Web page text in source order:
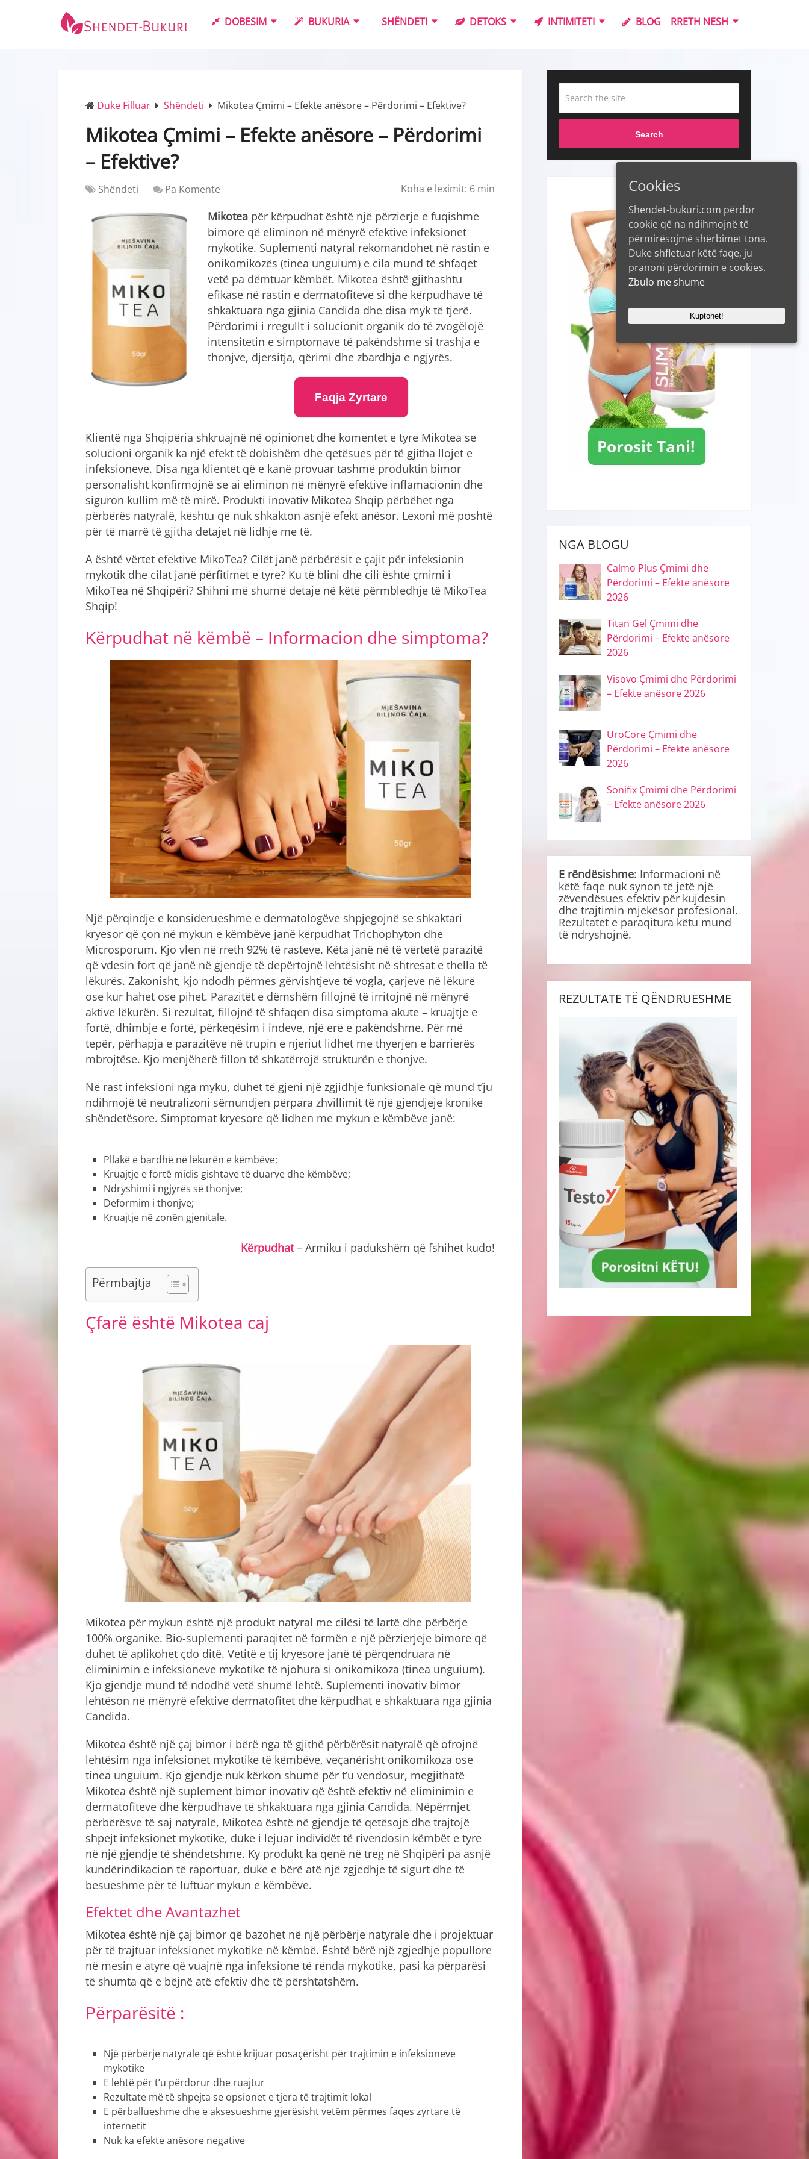
DOBESIM BUKURIA SHËNDETI DETOKS INTIMITETI BLOG RRETH NESH
Duke Filluar Shëndeti Mikotea Çmimi – Efekte anësore – Përdorimi – Efektive?
Mikotea Çmimi – Efekte anësore – Përdorimi
– Efektive?
Shëndeti Pa Komente Koha e leximit: 6 min
Mikoteapër kërpudhat është një përzierje e fuqishme
bimore që eliminon në mënyrë efektive infeksionet
mykotike. Suplementi natyral rekomandohet në rastin e
onikomikozës (tinea unguium) e cila mund të shfaqet
vetë pa dëmtuar këmbët. Mikotea është gjithashtu
efikase në rastin e dermatofiteve si dhe kërpudhave të
shkaktuara nga gjinia Candida dhe disa myk të tjerë.
Përdorimi i rregullt i solucionit organik do të zvogëlojë
intensitetin e simptomave të pakëndshme si trashja e
thonjve, djersitja, qërimi dhe zbardhja e ngjyrës.
Faqja Zyrtare
Klientë nga Shqipëria shkruajnë në opinionet dhe komentet e tyre Mikotea se
solucioni organik ka një efekt të dobishëm dhe qetësues për të gjitha llojet e
infeksioneve. Disa nga klientët që e kanë provuar tashmë produktin bimor
personalisht konfirmojnë se ai eliminon në mënyrë efektive inflamacionin dhe
siguron kullim më të mirë. Produkti inovativ Mikotea Shqip përbëhet nga
përbërës natyralë, kështu që nuk shkakton asnjë efekt anësor. Lexoni më poshtë
për të marrë të gjitha detajet në lidhje me të.
A është vërtet efektive MikoTea? Cilët janë përbërësit e çajit për infeksionin
mykotik dhe cilat janë përfitimet e tyre? Ku të blini dhe cili është çmimi i
MikoTea në Shqipëri? Shihni më shumë detaje në këtë përmbledhje të MikoTea
Shqip!
Kërpudhat në këmbë – Informacion dhe simptoma?
Një përqindje e konsiderueshme e dermatologëve shpjegojnë se shkaktari
kryesor që çon në mykun e këmbëve janë kërpudhat Trichophyton dhe
Microsporum. Kjo vlen në rreth 92% të rasteve. Këta janë në të vërtetë parazitë
që vdesin fort që janë në gjendje të depërtojnë lehtësisht në shtresat e thella të
lëkurës. Zakonisht, kjo ndodh përmes gërvishtjeve të vogla, çarjeve në lëkurë
ose kur hahet ose pihet. Parazitët e dëmshëm fillojnë të irritojnë në mënyrë
aktive lëkurën. Si rezultat, fillojnë të shfaqen disa simptoma akute – kruajtje e
fortë, dhimbje e fortë, përkeqësim i indeve, një erë e pakëndshme. Për më
tepër, përhapja e parazitëve në trupin e njeriut lidhet me thyerjen e barrierës
mbrojtëse. Kjo menjëherë fillon të shkatërrojë strukturën e thonjve.
Në rast infeksioni nga myku, duhet të gjeni një zgjidhje funksionale që mund t’ju
ndihmojë të neutralizoni sëmundjen përpara zhvillimit të një gjendjeje kronike
shëndetësore. Simptomat kryesore që lidhen me mykun e këmbëve janë:
Pllakë e bardhë në lëkurën e këmbëve;
Kruajtje e fortë midis gishtave të duarve dhe këmbëve;
Ndryshimi i ngjyrës së thonjve;
Deformim i thonjve;
Kruajtje në zonën gjenitale.
Kërpudhat– Armiku i padukshëm që fshihet kudo!
Përmbajtja
Çfarë është Mikotea caj
Mikotea për mykun është një produkt natyral me cilësi të lartë dhe përbërje
100% organike. Bio-suplementi paraqitet në formën e një përzierjeje bimore që
duhet të aplikohet çdo ditë. Vetitë e tij kryesore janë të përqendruara në
eliminimin e infeksioneve mykotike të njohura si onikomikoza (tinea unguium).
Kjo gjendje mund të ndodhë vetë shumë lehtë. Suplementi inovativ bimor
lehtëson në mënyrë efektive dermatofitet dhe kërpudhat e shkaktuara nga gjinia
Candida.
Mikotea është një çaj bimor i bërë nga të gjithë përbërësit natyralë që ofrojnë
lehtësim nga infeksionet mykotike të këmbëve, veçanërisht onikomikoza ose
tinea unguium. Kjo gjendje nuk kërkon shumë për t’u vendosur, megjithatë
Mikotea është një suplement bimor inovativ që është efektiv në eliminimin e
dermatofiteve dhe kërpudhave të shkaktuara nga gjinia Candida. Nëpërmjet
përbërësve të saj natyralë, Mikotea është në gjendje të qetësojë dhe trajtojë
shpejt infeksionet mykotike, duke i lejuar individët të rivendosin këmbët e tyre
në një gjendje të shëndetshme. Ky produkt ka qenë në treg në Shqipëri pa asnjë
kundërindikacion të raportuar, duke e bërë atë një zgjedhje të sigurt dhe të
besueshme për të luftuar mykun e këmbëve.
Efektet dhe Avantazhet
Mikotea është një çaj bimor që bazohet në një përbërje natyrale dhe i projektuar
për të trajtuar infeksionet mykotike në këmbë. Është bërë një zgjedhje popullore
në mesin e atyre që vuajnë nga infeksione të rënda mykotike, pasi ka përparësi
të shumta që e bëjnë atë efektiv dhe të përshtatshëm.
Përparësitë :
Një përbërje natyrale që është krijuar posaçërisht për trajtimin e infeksioneve
mykotike
E lehtë për t’u përdorur dhe ruajtur
Rezultate më të shpejta se opsionet e tjera të trajtimit lokal
E përballueshme dhe e aksesueshme gjerësisht vetëm përmes faqes zyrtare të
internetit
Nuk ka efekte anësore negative
Search
NGA BLOGU
Calmo Plus Çmimi dhe
Përdorimi – Efekte anësore
2026
Titan Gel Çmimi dhe
Përdorimi – Efekte anësore
2026
Visovo Çmimi dhe Përdorimi
– Efekte anësore 2026
UroCore Çmimi dhe
Përdorimi – Efekte anësore
2026
Sonifix Çmimi dhe Përdorimi
– Efekte anësore 2026
E rëndësishme: Informacioni në
këtë faqe nuk synon të jetë një
zëvendësues efektiv për kujdesin
dhe trajtimin mjekësor profesional.
Rezultatet e paraqitura këtu mund
të ndryshojnë.
REZULTATE TË QËNDRUESHME
Cookies
Shendet-bukuri.com përdor
cookie që na ndihmojnë të
përmirësojmë shërbimet tona.
Duke shfletuar këtë faqe, ju
pranoni përdorimin e cookies.
Zbulo me shume
Kuptohet!